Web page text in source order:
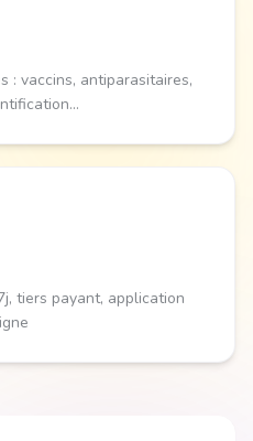
: vaccins, antiparasitaires,
tiers payant, application